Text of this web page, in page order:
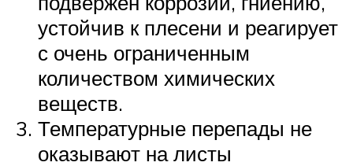
устойчив к плесени и реагирует
с очень ограниченным
количеством химических
веществ.
Температурные перепады не
оказывают на листы